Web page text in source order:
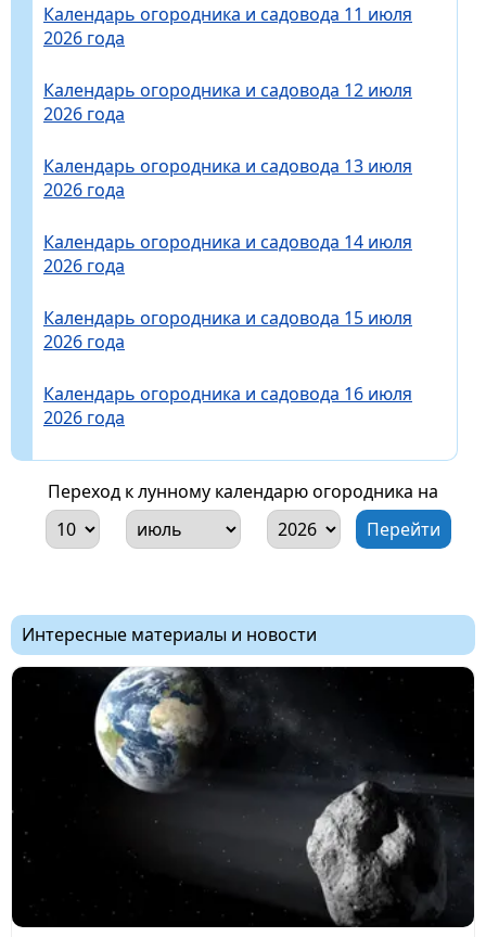
Календарь огородника и садовода 11 июля
2026 года
Календарь огородника и садовода 12 июля
2026 года
Календарь огородника и садовода 13 июля
2026 года
Календарь огородника и садовода 14 июля
2026 года
Календарь огородника и садовода 15 июля
2026 года
Календарь огородника и садовода 16 июля
2026 года
Переход к лунному календарю огородника на
Интересные материалы и новости